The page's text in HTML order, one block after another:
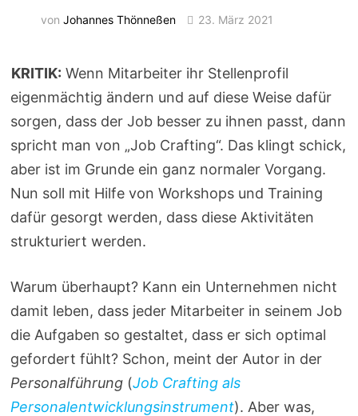
vonJohannes Thönneßen 23. März 2021
KRITIK: Wenn Mitarbeiter ihr Stellenprofil
eigenmächtig ändern und auf diese Weise dafür
sorgen, dass der Job besser zu ihnen passt, dann
spricht man von „Job Crafting“. Das klingt schick,
aber ist im Grunde ein ganz normaler Vorgang.
Nun soll mit Hilfe von Workshops und Training
dafür gesorgt werden, dass diese Aktivitäten
strukturiert werden.
Warum überhaupt? Kann ein Unternehmen nicht
damit leben, dass jeder Mitarbeiter in seinem Job
die Aufgaben so gestaltet, dass er sich optimal
gefordert fühlt? Schon, meint der Autor in der
Personalführung (Job Crafting als
Personalentwicklungsinstrument). Aber was,